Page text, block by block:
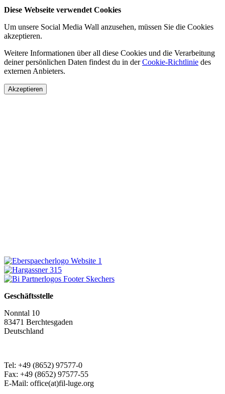
Diese Webseite verwendet Cookies
Um unsere Social Media Wall anzusehen, müssen Sie die Cookies
akzeptieren.
Weitere Informationen über all diese Cookies und die Verarbeitung
deiner persönlichen Daten findest du in derCookie-Richtlinie des
externen Anbieters.
Akzeptieren
Geschäftsstelle
Nonntal 10
83471 Berchtesgaden
Deutschland
Tel: +49 (8652) 97577-0
Fax: +49 (8652) 97577-55
E-Mail: office(at)fil-luge.org